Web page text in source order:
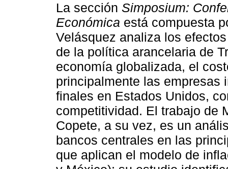
La sección Simposium:
Económica está compuesta
Velásquez analiza los
de la política arancelaria de
economía globalizada, el
principalmente las empresas
finales en Estados Unidos,
competitividad. El trabajo de
Copete, a su vez, es un
bancos centrales en las
que aplican el modelo de